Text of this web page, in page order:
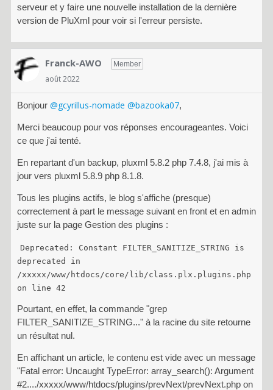
serveur et y faire une nouvelle installation de la dernière
version de PluXml pour voir si l'erreur persiste.
Franck-AWO Member
août 2022
Bonjour @gcyrillus-nomade @bazooka07,
Merci beaucoup pour vos réponses encourageantes. Voici
ce que j'ai tenté.
En repartant d'un backup, pluxml 5.8.2 php 7.4.8, j'ai mis à
jour vers pluxml 5.8.9 php 8.1.8.
Tous les plugins actifs, le blog s'affiche (presque)
correctement à part le message suivant en front et en admin
juste sur la page Gestion des plugins :
Deprecated: Constant FILTER_SANITIZE_STRING is
deprecated in
/xxxxx/www/htdocs/core/lib/class.plx.plugins.php
on line 42
Pourtant, en effet, la commande "grep
FILTER_SANITIZE_STRING..." à la racine du site retourne
un résultat nul.
En affichant un article, le contenu est vide avec un message
"Fatal error: Uncaught TypeError: array_search(): Argument
#2..../xxxxx/www/htdocs/plugins/prevNext/prevNext.php on